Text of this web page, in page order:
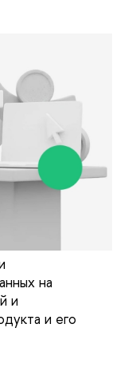
на
и
и его